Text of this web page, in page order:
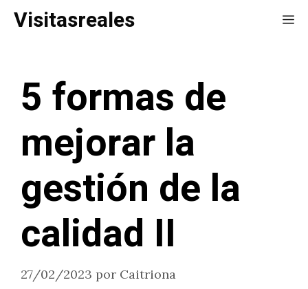
Saltar
Visitasreales
5 formas de
mejorar la
gestión de la
calidad II
27/02/2023 por Caitriona